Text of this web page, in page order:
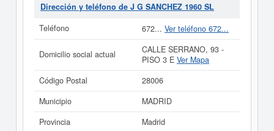
Dirección y teléfono de J G SANCHEZ 1960 SL
Teléfono
672... Ver teléfono 672...
Domicilio social actual
CALLE SERRANO, 93 -
PISO 3 E Ver Mapa
Código Postal
28006
Municipio
MADRID
Provincia
Madrid